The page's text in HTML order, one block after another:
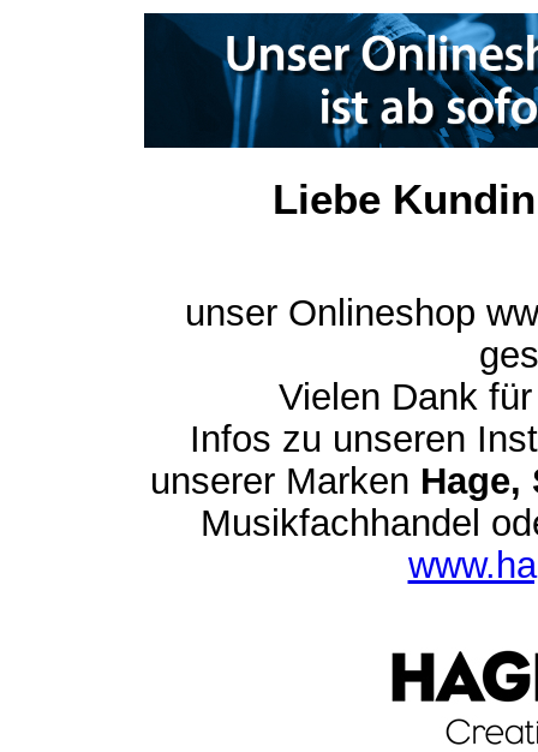
Liebe
unser Onlineshop
Vielen Dank
Infos zu unseren
unserer Marken Hage,
Musikfachhandel